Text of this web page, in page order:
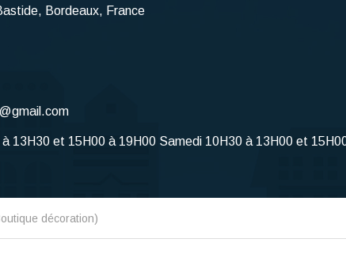
Bordeaux, France
à 13H30 et 15H00 à 19H00 Samedi 10H30 à 13H00 et
décoration)